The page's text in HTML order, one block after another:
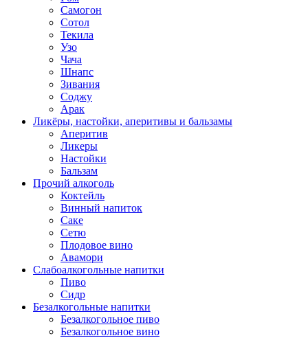
Самогон
Сотол
Текила
Узо
Чача
Шнапс
Зивания
Соджу
Арак
Ликёры, настойки, аперитивы и бальзамы
Аперитив
Ликеры
Настойки
Бальзам
Прочий алкоголь
Коктейль
Винный напиток
Саке
Сетю
Плодовое вино
Авамори
Слабоалкогольные напитки
Пиво
Сидр
Безалкогольные напитки
Безалкогольное пиво
Безалкогольное вино